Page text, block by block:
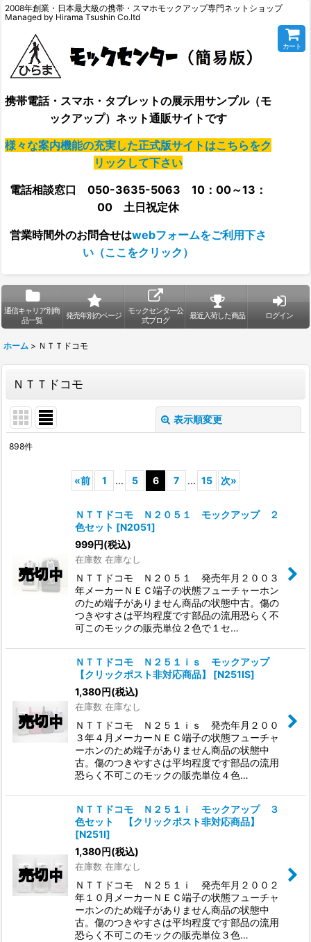
2008年創業・日本最大級の携帯・スマホモックアップ専門ネットショップ
Managed by Hirama Tsushin Co.ltd
携帯電話・スマホ・タブレットの展示用サンプル（モ
ックアップ）ネット通販サイトです
様々な案内機能の充実した正式版サイトはこちらをク
リックして下さい
電話相談窓口 050-3635-5063 10：00～13：
00 土日祝定休
営業時間外のお問合せはwebフォームをご利用下さ
い（ここをクリック）
カート
通信キャリア別商
品一覧
発売年別のページ
モックセンター公
式ブログ
最近入荷した商品 ログイン
ホーム > ＮＴＴドコモ
ＮＴＴドコモ
表示順変更
サブカテゴリ
絞り込む
898件
«前 1 ... 5 6 7 ... 15 次»
ＮＴＴドコモ Ｎ２０５１ モックアップ ２
色セット [N2051]
999円(税込)
在庫数 在庫なし
ＮＴＴドコモ Ｎ２０５１ 発売年月２００３
年メーカーＮＥＣ端子の状態フューチャーホン
のため端子がありません商品の状態中古。傷の
つきやすさは平均程度です部品の流用恐らく不
可このモックの販売単位２色で１セ…
ＮＴＴドコモ Ｎ２５１ｉｓ モックアップ
【クリックポスト非対応商品】
[N251IS]
1,380円(税込)
在庫数 在庫なし
ＮＴＴドコモ Ｎ２５１ｉｓ 発売年月２００
３年４月メーカーＮＥＣ端子の状態フューチャ
ーホンのため端子がありません商品の状態中
古。傷のつきやすさは平均程度です部品の流用
恐らく不可このモックの販売単位４色…
ＮＴＴドコモ Ｎ２５１ｉ モックアップ ３
色セット 【クリックポスト非対応商品】
[N251I]
1,380円(税込)
在庫数 在庫なし
ＮＴＴドコモ Ｎ２５１ｉ 発売年月２００２
年１０月メーカーＮＥＣ端子の状態フューチャ
ーホンのため端子がありません商品の状態中
古。傷のつきやすさは平均程度です部品の流用
恐らく不可このモックの販売単位３色…